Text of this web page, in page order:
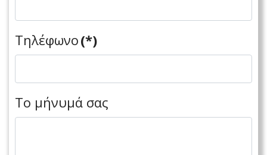
Τηλέφωνο(*)
Το μήνυμά σας